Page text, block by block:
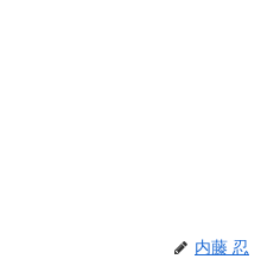
内藤 忍